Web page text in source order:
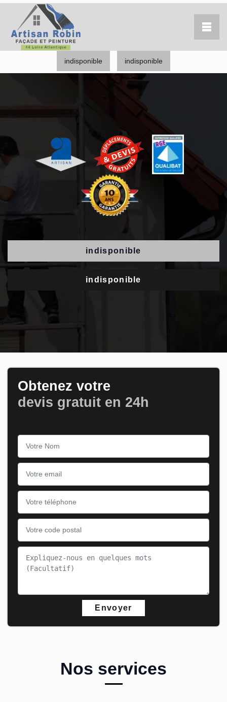
indisponible indisponible
indisponible
indisponible
Obtenez votre
devis gratuit en 24h
Nos services